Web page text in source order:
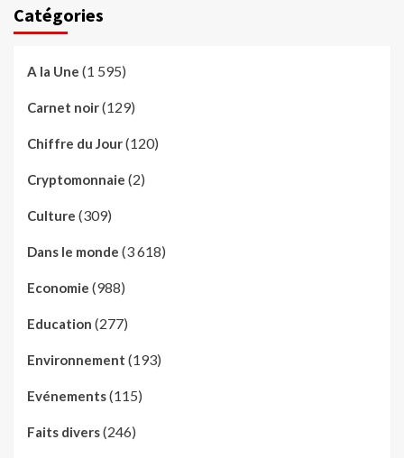
Catégories
A la Une (1 595)
Carnet noir(129)
Chiffre du Jour(120)
Cryptomonnaie (2)
Culture (309)
Dans le monde (3 618)
Economie (988)
Education (277)
Environnement (193)
Evénements(115)
Faits divers(246)